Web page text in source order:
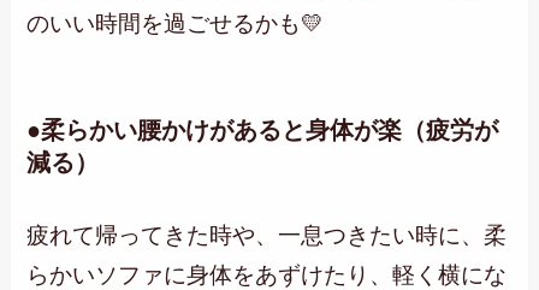
のいい時間を過ごせるかも💛
●柔らかい腰かけがあると身体が楽（疲労が
減る）
疲れて帰ってきた時や、一息つきたい時に、柔
らかいソファに身体をあずけたり、軽く横にな